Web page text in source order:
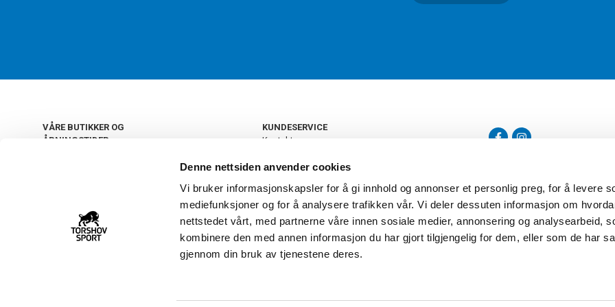
Denne nettsiden anvender cookies
Vi bruker informasjonskapsler for å gi innhold og annonser et personlig preg, for å levere
mediefunksjoner og for å analysere trafikken vår. Vi deler dessuten informasjon om
nettstedet vårt, med partnerne våre innen sosiale medier, annonsering og analysearbeid,
kombinere den med annen informasjon du har gjort tilgjengelig for dem, eller som de har
gjennom din bruk av tjenestene deres.
VÅRE BUTIKKER OG
ÅPNINGSTIDER
22 09 20 20
KUNDESERVICE
Kontakt oss
Retur og bytte
Personvern
Frakt og levering
Ledige stillinger
FAQ - Ofte stilte spørsmål
Åpenhetsloven
Torshov Sport har over 90 års
klubbhandel. Torshov Sport har
Drammen, Sandvika Storsenter